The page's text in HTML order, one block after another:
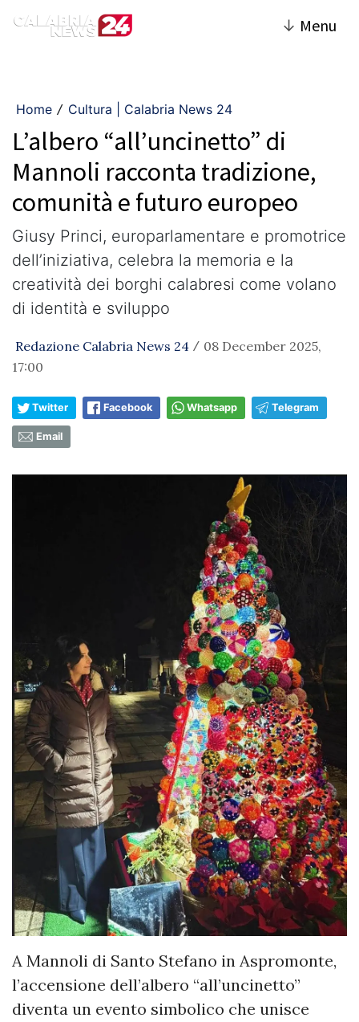
↓ Menu
Home / Cultura | Calabria News 24
L’albero “all’uncinetto” di
Mannoli racconta tradizione,
comunità e futuro europeo
Giusy Princi, europarlamentare e promotrice
dell’iniziativa, celebra la memoria e la
creatività dei borghi calabresi come volano
di identità e sviluppo
Redazione Calabria News 24 / 08 December 2025,
17:00
Twitter Facebook Whatsapp Telegram
Email
A Mannoli di Santo Stefano in Aspromonte,
l’accensione dell’albero “all’uncinetto”
diventa un evento simbolico che unisce